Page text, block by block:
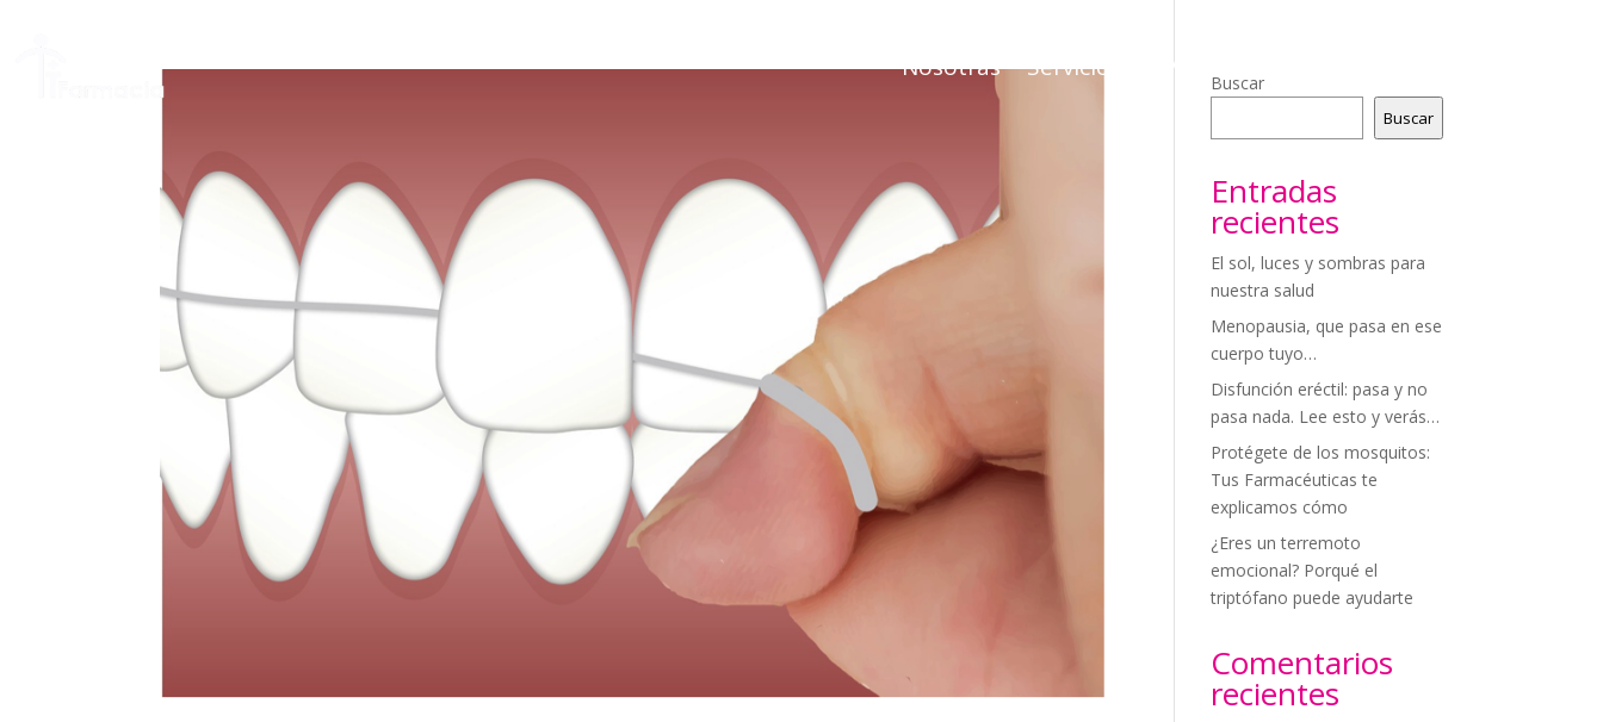
Nosotras Servicios Videoconsejos
Buscar
Buscar
Entradas
recientes
El sol, luces y sombras para
nuestra salud
Menopausia, que pasa en ese
cuerpo tuyo…
Disfunción eréctil: pasa y no
pasa nada. Lee esto y verás…
Protégete de los mosquitos:
Tus Farmacéuticas te
explicamos cómo
¿Eres un terremoto
emocional? Porqué el
triptófano puede ayudarte
Comentarios
recientes